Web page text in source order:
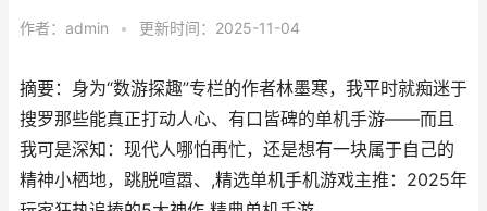
作者： admin • 更新时间：2025-11-04
摘要：身为“数游探趣”专栏的作者林墨寒，我平时就痴迷于
搜罗那些能真正打动人心、有口皆碑的单机手游——而且
我可是深知：现代人哪怕再忙，还是想有一块属于自己的
精神小栖地，跳脱喧嚣、,精选单机手机游戏主推：2025年